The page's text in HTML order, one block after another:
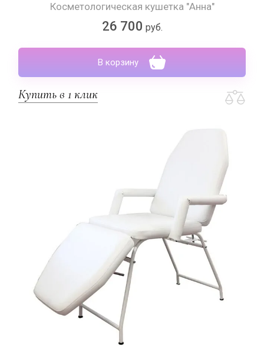
Косметологическая кушетка "Анна"
26 700 руб.
В корзину
Купить в 1 клик